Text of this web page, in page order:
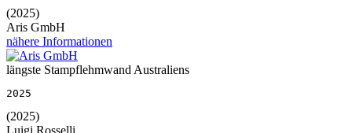
(2025)
Aris GmbH
nähere Informationen
längste Stampflehmwand Australiens
2025
(2025)
Luigi Rosselli